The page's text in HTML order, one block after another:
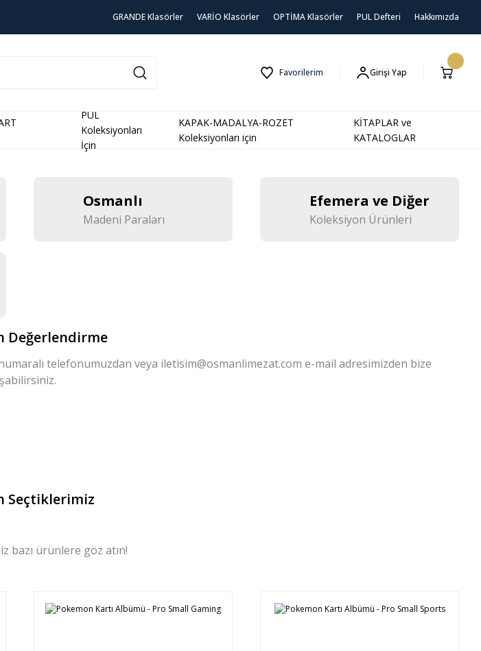
GRANDE Klasörler VARİO Klasörler OPTİMA Klasörler PUL Defteri Hakkımızda
Favorilerim Girişi Yap
PUL
Koleksiyonları
İçin
KAPAK-MADALYA-ROZET
Koleksiyonları için
KİTAPLAR ve
KATALOGLAR
Osmanlı
Madeni Paraları
Efemera ve Diğer
Koleksiyon Ürünleri
Değerlendirme
telefonumuzdan veya iletisim@osmanlimezat.com e-mail adresimizden bize
Seçtiklerimiz
bazı ürünlere göz atın!